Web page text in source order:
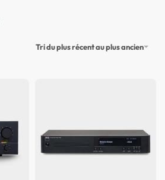
Tri du plus récent au plus ancien